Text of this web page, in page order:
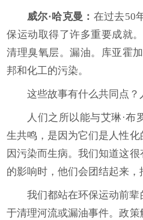
威尔·哈克曼： 在过去50
保运动取得了许多重要成就
清理臭氧层。漏油。库亚霍
邦和化工的污染。
这些故事有什么共同点？
人们之所以能与艾琳·布
生共鸣，是因为它们是人性
因污染而生病。我们知道这
的影响时，他们会团结起来，
我们都站在环保运动前
于清理河流或漏油事件。政策